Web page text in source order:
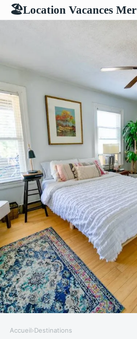
🏖Location Vacances Mer
Accueil›Destinations